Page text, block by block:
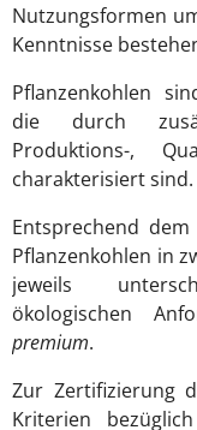
Nutzungsformen
Kenntnisse
Pflanzenkohlen
die durch
Produktions-,
charakterisiert sind.
Entsprechend
Pflanzenkohlen in
jeweils
ökologischen
premium.
Zur Zertifizierung
Kriterien